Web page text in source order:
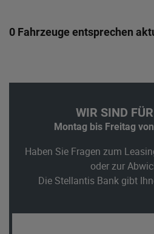
0 Fahrzeuge entsprechen
WIR SIND
Montag bis Freitag
Haben Sie Fragen zum
oder zur
Die Stellantis Bank gibt